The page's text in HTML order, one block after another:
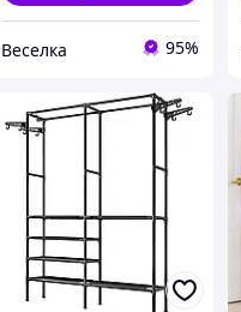
Веселка 95%